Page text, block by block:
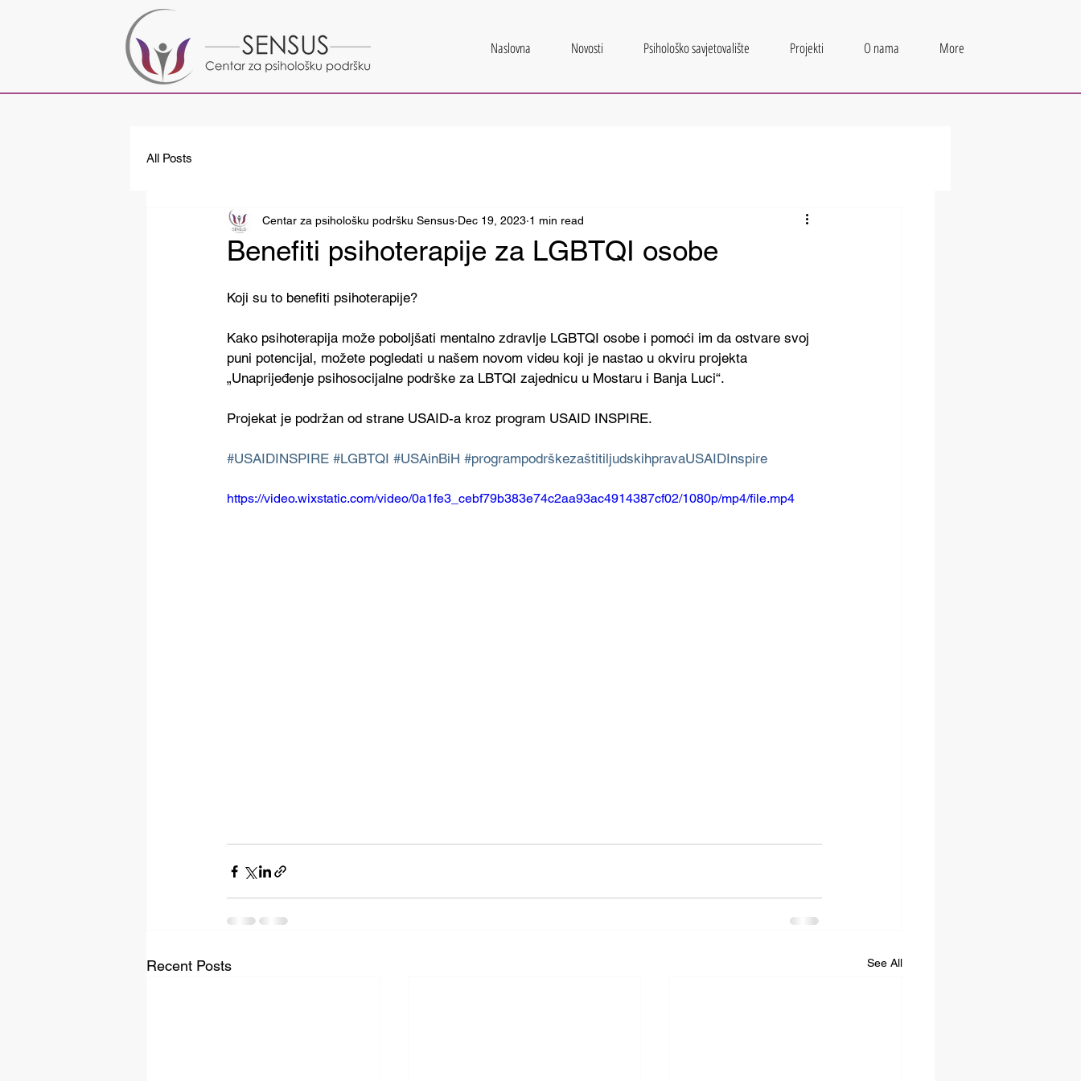
Naslovna Novosti Psihološko savjetovalište Projekti O nama More
All Posts
Benefiti psihoterapije za LGBTQI osobe
Centar za psihološku podršku Sensus Dec 19, 2023 1 min read
Koji su to benefiti psihoterapije?
Kako psihoterapija može poboljšati mentalno zdravlje LGBTQI osobe i pomoći im da ostvare svoj
puni potencijal, možete pogledati u našem novom videu koji je nastao u okviru projekta
„Unaprijeđenje psihosocijalne podrške za LBTQI zajednicu u Mostaru i Banja Luci“.
Projekat je podržan od strane USAID-a kroz program USAID INSPIRE.
#USAIDINSPIRE #LGBTQI #USAinBiH #programpodrškezaštitiljudskihpravaUSAIDInspire
https://video.wixstatic.com/video/0a1fe3_cebf79b383e74c2aa93ac4914387cf02/1080p/mp4/file.mp4
Recent Posts See All